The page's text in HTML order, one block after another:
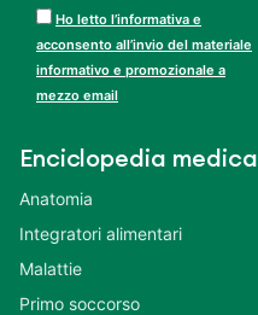
Ho letto l’informativa e
acconsento all’invio del materiale
informativo e promozionale a
mezzo email
Enciclopedia medica
Anatomia
Integratori alimentari
Malattie
Primo soccorso